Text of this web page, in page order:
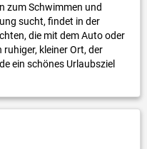
zum Schwimmen und
sucht, findet in der
die mit dem Auto oder
kleiner Ort, der
ein schönes Urlaubsziel